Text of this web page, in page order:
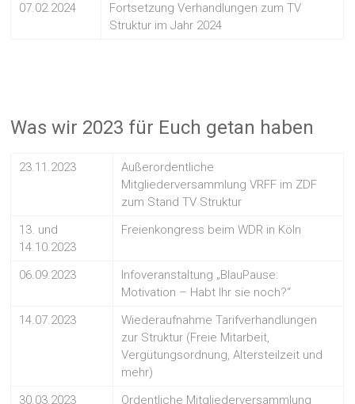
07.02.2024
Fortsetzung Verhandlungen zum TV
Struktur im Jahr 2024
Was wir 2023 für Euch getan haben
23.11.2023
Außerordentliche
Mitgliederversammlung VRFF im ZDF
zum Stand TV Struktur
13. und
14.10.2023
Freienkongress beim WDR in Köln
06.09.2023
Infoveranstaltung „BlauPause:
Motivation – Habt Ihr sie noch?“
14.07.2023
Wiederaufnahme Tarifverhandlungen
zur Struktur (Freie Mitarbeit,
Vergütungsordnung, Altersteilzeit und
mehr)
30.03.2023
Ordentliche Mitgliederversammlung